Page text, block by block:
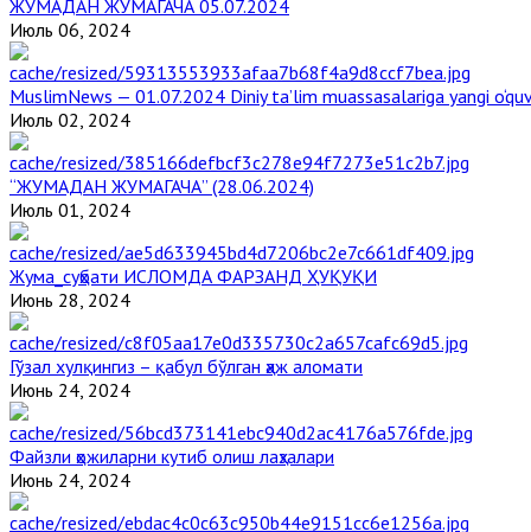
ЖУМАДАН ЖУМАГАЧА 05.07.2024
Июль 06, 2024
MuslimNews — 01.07.2024 Diniy ta’lim muassasalariga yangi
Июль 02, 2024
“ЖУМАДАН ЖУМАГАЧА” (28.06.2024)
Июль 01, 2024
Жума_суҳбати ИСЛОМДА ФАРЗАНД ҲУҚУҚИ
Июнь 28, 2024
Гўзал хулқингиз – қабул бўлган ҳаж аломати
Июнь 24, 2024
Файзли ҳожиларни кутиб олиш лаҳзалари
Июнь 24, 2024